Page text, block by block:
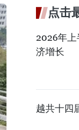
点击
2026年上
济增长
越共十四